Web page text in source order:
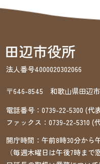
法人番号4000020302066
〒646-8545 和歌山県田辺
電話番号： 0739-22-5300 (代
ファックス： 0739-22-5310 (
開庁時間：午前8時30分から
（毎週木曜日は午後7時まで